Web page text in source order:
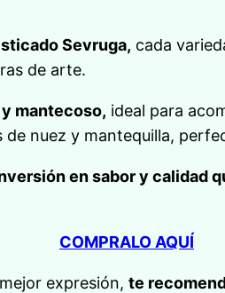
Sevruga, cada
de arte.
mantecoso, ideal para
nuez y mantequilla,
en sabor y calidad
COMPRALO AQUÍ
expresión, te